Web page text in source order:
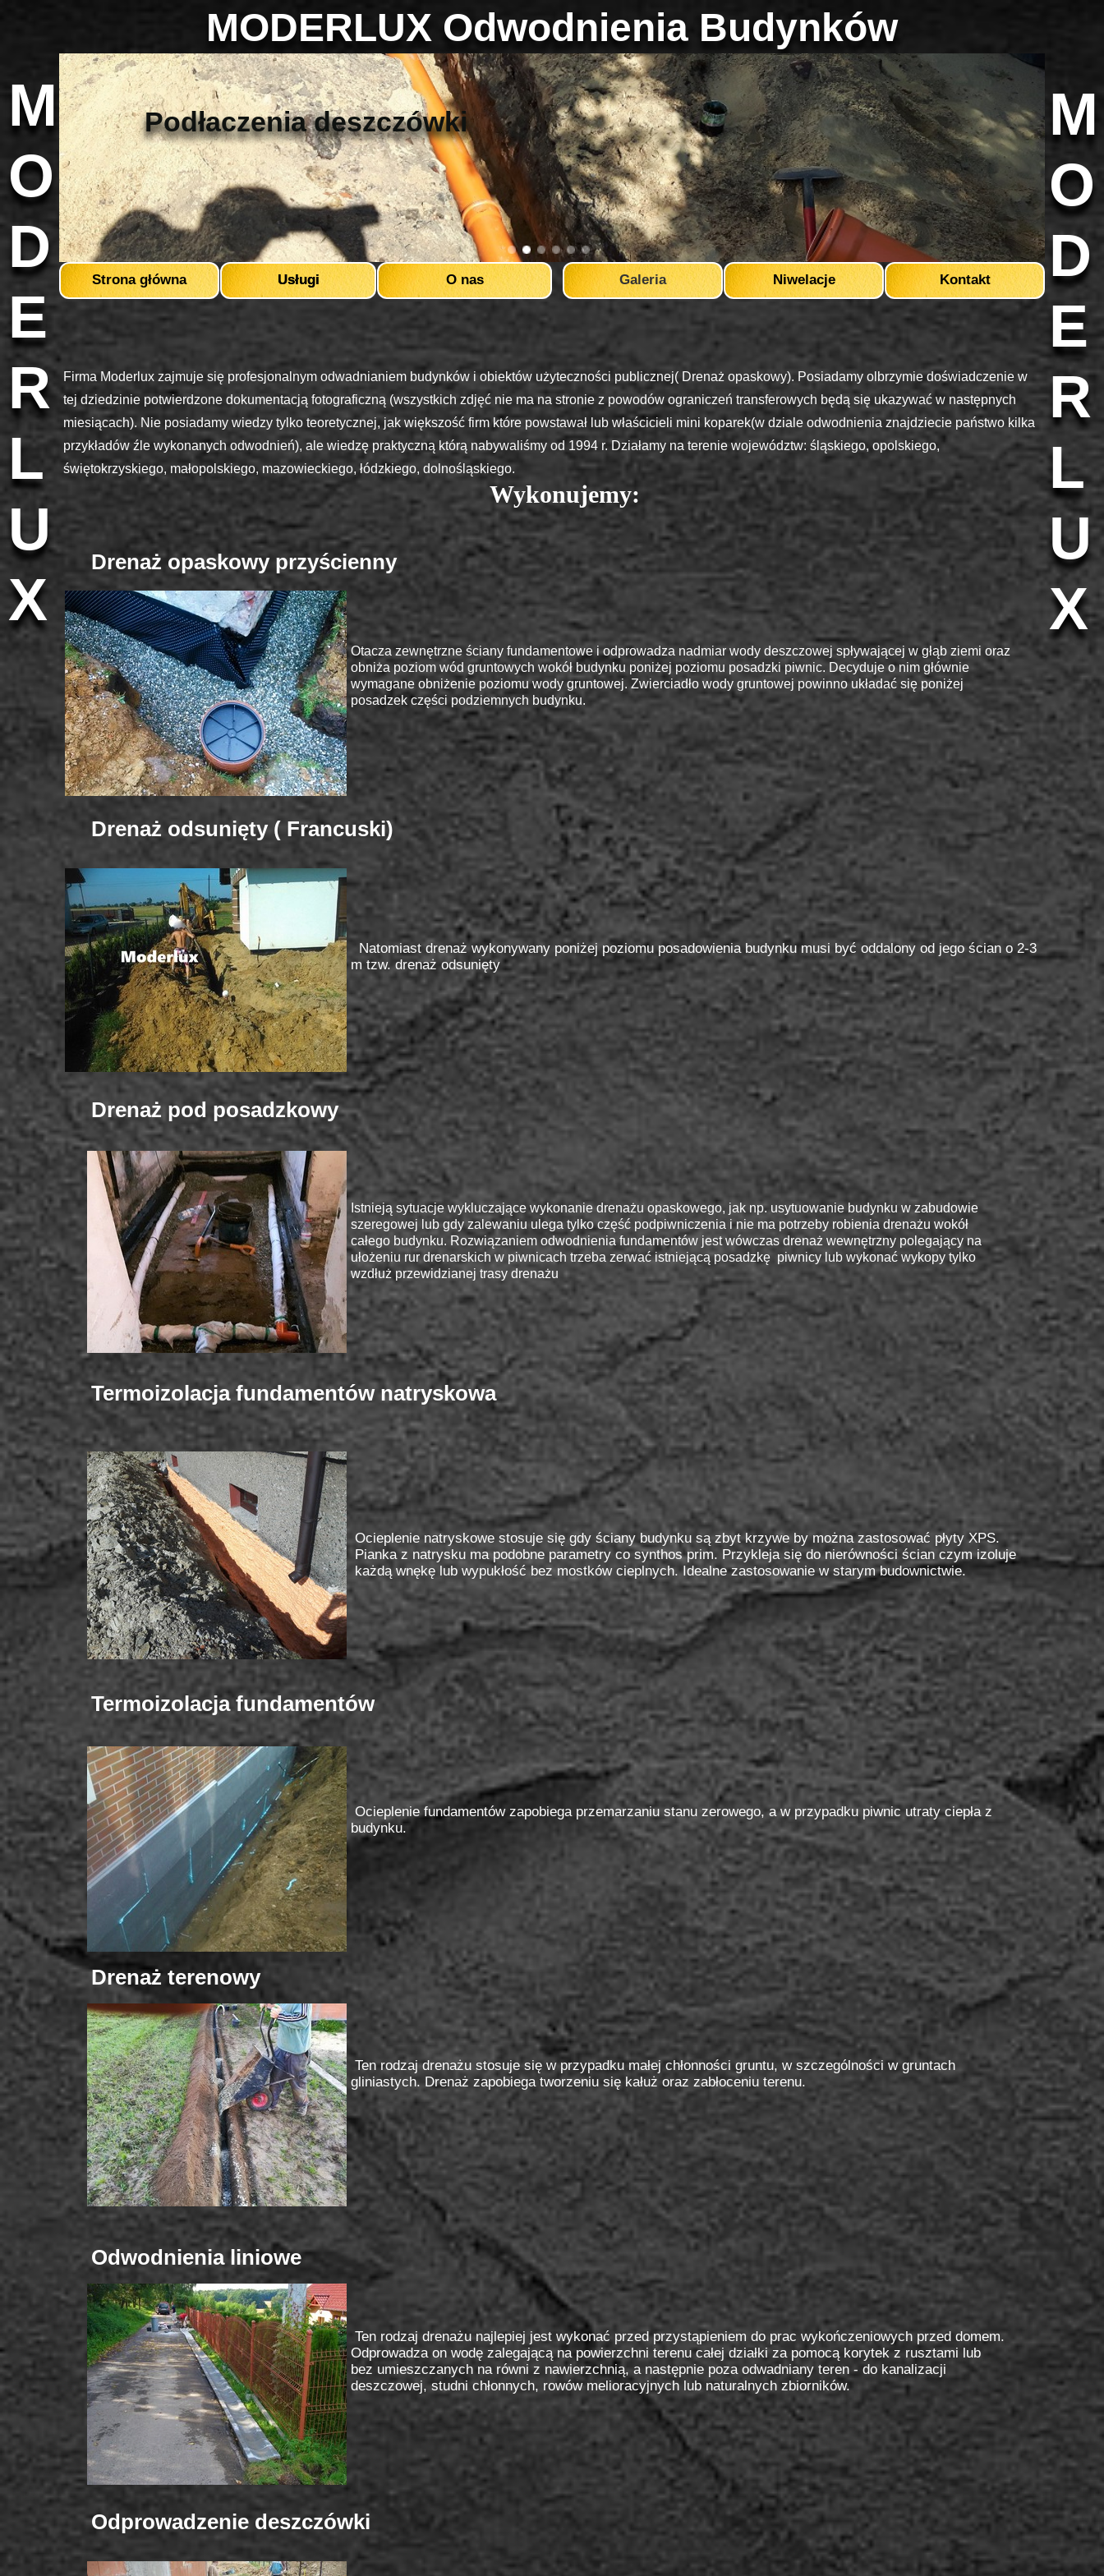
Podłaczenia deszczówki
M
O
D
E
R
L
U
X
M
O
D
E
R
L
U
X
Kontakt
Niwelacje
Galeria
O nas
Usługi
Strona główna
MODERLUX Odwodnienia Budynków
Firma Moderlux zajmuje się profesjonalnym odwadnianiem budynków i obiektów użyteczności publicznej( Drenaż opaskowy). Posiadamy olbrzymie doświadczenie w
tej dziedzinie potwierdzone dokumentacją fotograficzną (wszystkich zdjęć nie ma na stronie z powodów ograniczeń transferowych będą się ukazywać w następnych
miesiącach). Nie posiadamy wiedzy tylko teoretycznej, jak większość firm które powstawał lub właścicieli mini koparek(w dziale odwodnienia znajdziecie państwo kilka
przykładów źle wykonanych odwodnień), ale wiedzę praktyczną którą nabywaliśmy od 1994 r. Działamy na terenie województw: śląskiego, opolskiego,
świętokrzyskiego, małopolskiego, mazowieckiego, łódzkiego, dolnośląskiego.
Wykonujemy:
Natomiast drenaż wykonywany poniżej poziomu posadowienia budynku musi być oddalony od jego ścian o 2-3
m tzw. drenaż odsunięty
Otacza zewnętrzne ściany fundamentowe i odprowadza nadmiar wody deszczowej spływającej w głąb ziemi oraz
obniża poziom wód gruntowych wokół budynku poniżej poziomu posadzki piwnic. Decyduje o nim głównie
wymagane obniżenie poziomu wody gruntowej. Zwierciadło wody gruntowej powinno układać się poniżej
posadzek części podziemnych budynku.
Istnieją sytuacje wykluczające wykonanie drenażu opaskowego, jak np. usytuowanie budynku w zabudowie
szeregowej lub gdy zalewaniu ulega tylko część podpiwniczenia i nie ma potrzeby robienia drenażu wokół
całego budynku. Rozwiązaniem odwodnienia fundamentów jest wówczas drenaż wewnętrzny polegający na
ułożeniu rur drenarskich w piwnicach trzeba zerwać istniejącą posadzkę piwnicy lub wykonać wykopy tylko
wzdłuż przewidzianej trasy drenażu
Ten rodzaj drenażu najlepiej jest wykonać przed przystąpieniem do prac wykończeniowych przed domem.
Odprowadza on wodę zalegającą na powierzchni terenu całej działki za pomocą korytek z rusztami lub
bez umieszczanych na równi z nawierzchnią, a następnie poza odwadniany teren - do kanalizacji
deszczowej, studni chłonnych, rowów melioracyjnych lub naturalnych zbiorników.
Ocieplenie natryskowe stosuje się gdy ściany budynku są zbyt krzywe by można zastosować płyty XPS.
Pianka z natrysku ma podobne parametry co synthos prim. Przykleja się do nierówności ścian czym izoluje
każdą wnękę lub wypukłość bez mostków cieplnych. Idealne zastosowanie w starym budownictwie.
Drenaż opaskowy przyścienny
Drenaż odsunięty ( Francuski)
Drenaż pod posadzkowy
Termoizolacja fundamentów natryskowa
Termoizolacja fundamentów
Drenaż terenowy
Odwodnienia liniowe
Odprowadzenie deszczówki
Ten rodzaj drenażu stosuje się w przypadku małej chłonności gruntu, w szczególności w gruntach
gliniastych. Drenaż zapobiega tworzeniu się kałuż oraz zabłoceniu terenu.
Ocieplenie fundamentów zapobiega przemarzaniu stanu zerowego, a w przypadku piwnic utraty ciepła z
budynku.